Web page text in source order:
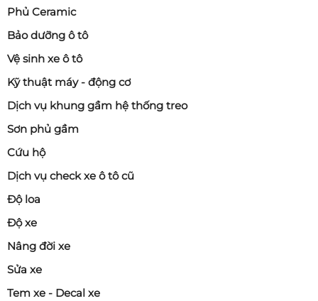
Phủ Ceramic
Bảo dưỡng ô tô
Vệ sinh xe ô tô
Kỹ thuật máy - động cơ
Dịch vụ khung gầm hệ thống treo
Sơn phủ gầm
Cứu hộ
Dịch vụ check xe ô tô cũ
Độ loa
Độ xe
Nâng đời xe
Sửa xe
Tem xe - Decal xe